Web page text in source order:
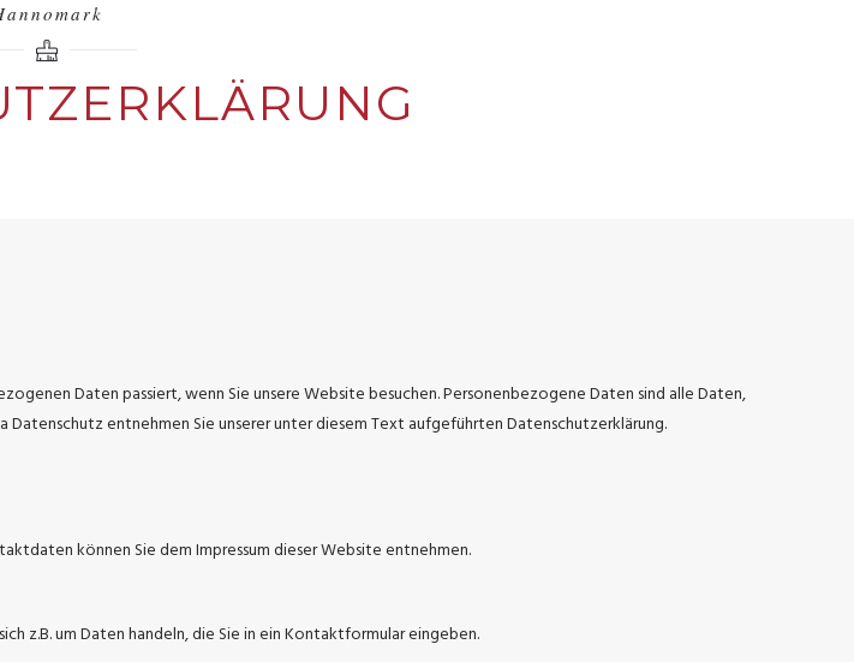
Daten passiert, wenn Sie unsere Website besuchen. Personenbezogene Daten sind alle Daten,
entnehmen Sie unserer unter diesem Text aufgeführten Datenschutzerklärung.
können Sie dem Impressum dieser Website entnehmen.
z.B. um Daten handeln, die Sie in ein Kontaktformular eingeben.